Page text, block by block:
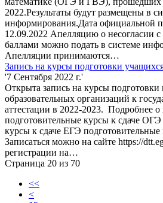
2022.Результаты будут размещены в
информирования.Дата официальной
12.09.2022 Апелляцию о несогласии
баллами можно подать в системе
Апелляции принимаются…
Запись на курсы подготовки
'7 Сентября 2022 г.'
Открыта запись на курсы
образовательных организаций к
аттестации в 2022-2023. Подробнее о
подготовительные курсы к сдаче
курсы к сдаче ЕГЭ
Записаться можно на сайте https://
регистрации на…
Страница 20 из 70
<<
<